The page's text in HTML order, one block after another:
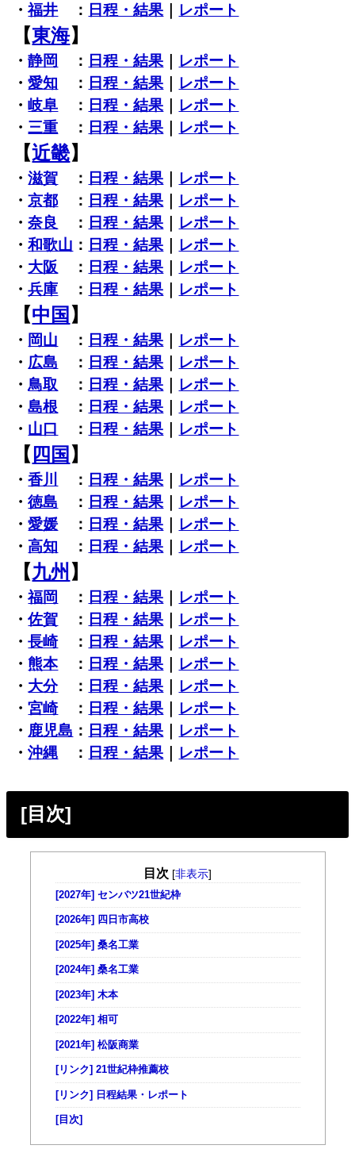
・福井 ： 日程・結果 レポート
【東海】
・静岡 ： 日程・結果
レポート
・愛知 ： 日程・結果
レポート
・岐阜 ： 日程・結果
レポート
・ 三重 ： 日程・結果 レポート
【近畿】
・滋賀 ： 日程・結果
レポート
・京都 ： 日程・結果
レポート
・奈良 ： 日程・結果
レポート
・和歌山 ： 日程・結果
レポート
・ 大阪 ： 日程・結果
レポート
・兵庫 ： 日程・結果 レポート
【中国 】
・ 岡山 ： 日程・結果
レポート
・ 広島 ： 日程・結果
レポート
・ 鳥取 ： 日程・結果
レポート
・島根 ： 日程・結果
レポート
・ 山口 ： 日程・結果 レポート
【 四国 】
・香川 ： 日程・結果
レポート
・徳島 ： 日程・結果
レポート
・愛媛 ： 日程・結果
レポート
・高知 ： 日程・結果 レポート
【九州 】
・福岡 ： 日程・結果
レポート
・佐賀 ： 日程・結果
レポート
・長崎： 日程・結果
レポート
・ 熊本： 日程・結果
レポート
・ 大分： 日程・結果
レポート
・宮崎： 日程・結果
レポート
・ 鹿児島 ： 日程・結果
レポート
・沖縄 ： 日程・結果 レポート
[目次]
目次 [非表示]
[2027年] センバツ21世紀枠
[2026年] 四日市高校
[2025年] 桑名工業
[2024年] 桑名工業
[2023年] 木本
[2022年] 相可
[2021年] 松阪商業
[リンク] 21世紀枠推薦校
[リンク] 日程結果・レポート
[目次]